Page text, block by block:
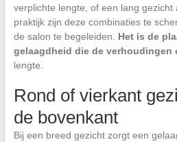
verplichte lengte, of een lang gezicht
praktijk zijn deze combinaties te
de salon te begeleiden. Het is de
gelaagdheid die de verhoudingen
lengte.
Rond of vierkant
de bovenkant
Bij een breed gezicht zorgt een